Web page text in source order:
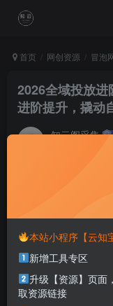
首页 网创资源 冒泡
2026全域投放
进阶提升，撬动
知云阁采集
Dream most
本站部分资源打
解压密码，如果
击解压密码查
本站小程序【云知
新增工具专区
升级【资源】页面
取资源链接